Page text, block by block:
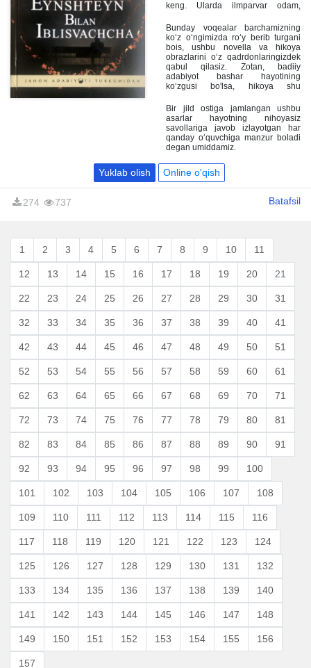
keng. Ularda ilmparvar odam,
kichkina odam, yuzsiz odam singari
hikoya obrazlarining murakkab
hayotiy vaziyatlar ichra kechirgan
kechmishlariga guvoh bolasiz.
Bunday voqealar barchamizning
ko‘z o‘ngimizda ro‘y berib turgani
bois, ushbu novella va hikoya
obrazlarini o‘z qadrdonlaringizdek
qabul qilasiz. Zotan, badiiy
adabiyot bashar hayotining
ko‘zgusi bo'lsa, hikoya shu
Bir jild ostiga jamlangan ushbu
asarlar hayotning nihoyasiz
savollariga javob izlayotgan har
qanday o‘quvchiga manzur boladi
degan umiddamiz.
Yuklab olish Online o'qish
274 737 Batafsil
1 2 3 4 5 6 7 8 9 10 11
12 13 14 15 16 17 18 19 20 21
22 23 24 25 26 27 28 29 30 31
32 33 34 35 36 37 38 39 40 41
42 43 44 45 46 47 48 49 50 51
52 53 54 55 56 57 58 59 60 61
62 63 64 65 66 67 68 69 70 71
72 73 74 75 76 77 78 79 80 81
82 83 84 85 86 87 88 89 90 91
92 93 94 95 96 97 98 99 100
101 102 103 104 105 106 107 108
109 110 111 112 113 114 115 116
117 118 119 120 121 122 123 124
125 126 127 128 129 130 131 132
133 134 135 136 137 138 139 140
141 142 143 144 145 146 147 148
149 150 151 152 153 154 155 156
157